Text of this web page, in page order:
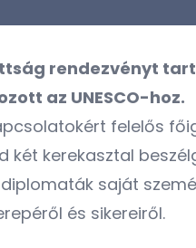
rendezvényt
az UNESCO-hoz.
felelős
kerekasztal
saját
és sikereiről.